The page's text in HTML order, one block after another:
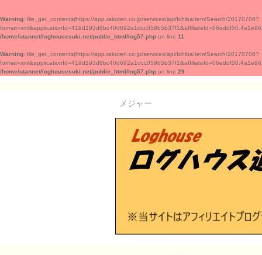
Warning: file_get_contents(https://app.rakuten.co.jp/services/api/IchibaItem/Search/20170706?
/home/utannet/loghousesuki.net/public_html/log57.php on line 11
Warning: file_get_contents(https://app.rakuten.co.jp/services/api/IchibaItem/Search/20170706?
/home/utannet/loghousesuki.net/public_html/log57.php on line 29
メジャー